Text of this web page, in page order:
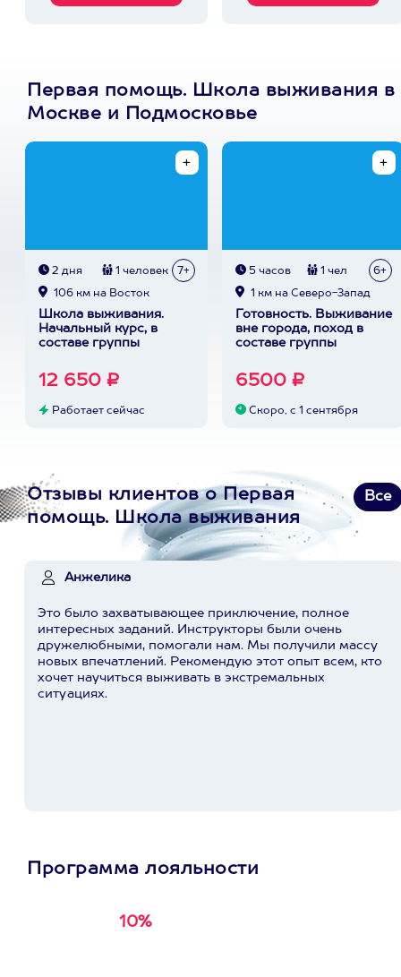
Первая помощь. Школа выживания в
Москве и Подмосковье
2 дня 1 человек 7+
106 км на Восток
Школа выживания.
Начальный курс, в
составе группы
12 650 ₽
Работает сейчас
5 часов 1 чел 6+
1 км на Северо-Запад
Готовность. Выживание
вне города, поход в
составе группы
6500 ₽
Скоро, с 1 сентября
Отзывы клиентов о Первая
помощь. Школа выживания
Все
Анжелика
Это было захватывающее приключение, полное
интересных заданий. Инструкторы были очень
дружелюбными, помогали нам. Мы получили массу
новых впечатлений. Рекомендую этот опыт всем, кто
хочет научиться выживать в экстремальных
ситуациях.
Программа лояльности
10%